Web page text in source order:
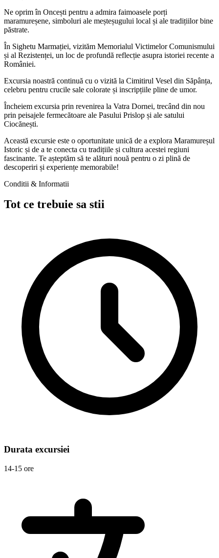
Ne oprim în Oncești pentru a admira faimoasele porți
maramureșene, simboluri ale meșteșugului local și ale tradițiilor bine
păstrate.
În Sighetu Marmației, vizităm Memorialul Victimelor Comunismului
și al Rezistenței, un loc de profundă reflecție asupra istoriei recente a
României.
Excursia noastră continuă cu o vizită la Cimitirul Vesel din Săpânța,
celebru pentru crucile sale colorate și inscripțiile pline de umor.
Încheiem excursia prin revenirea la Vatra Dornei, trecând din nou
prin peisajele fermecătoare ale Pasului Prislop și ale satului
Ciocănești.
Această excursie este o oportunitate unică de a explora Maramureșul
Istoric și de a te conecta cu tradițiile și cultura acestei regiuni
fascinante. Te așteptăm să te alături nouă pentru o zi plină de
descoperiri și experiențe memorabile!
Conditii & Informatii
Tot ce trebuie sa stii
Durata excursiei
14-15 ore